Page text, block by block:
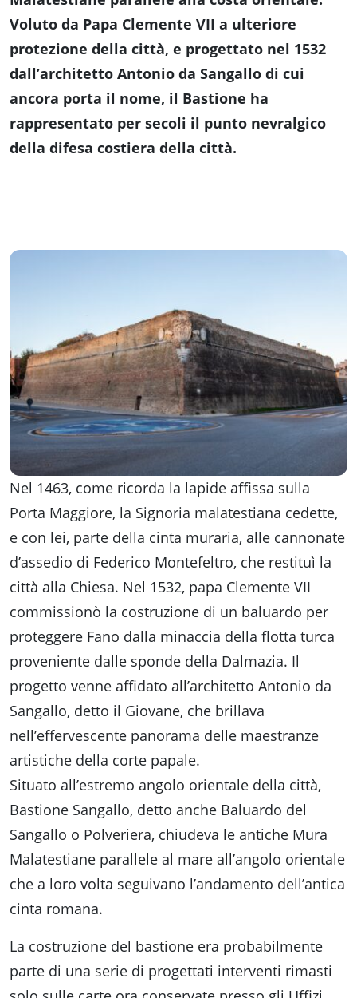
Voluto da Papa Clemente VII a ulteriore
protezione della città, e progettato nel 1532
dall’architetto Antonio da Sangallo di cui
ancora porta il nome, il Bastione ha
rappresentato per secoli il punto nevralgico
della difesa costiera della città.
Nel 1463, come ricorda la lapide affissa sulla
Porta Maggiore, la Signoria malatestiana cedette,
e con lei, parte della cinta muraria, alle cannonate
d’assedio di Federico Montefeltro, che restituì la
città alla Chiesa. Nel 1532, papa Clemente VII
commissionò la costruzione di un baluardo per
proteggere Fano dalla minaccia della flotta turca
proveniente dalle sponde della Dalmazia. Il
progetto venne affidato all’architetto Antonio da
Sangallo, detto il Giovane, che brillava
nell’effervescente panorama delle maestranze
artistiche della corte papale.
Situato all’estremo angolo orientale della città,
Bastione Sangallo, detto anche Baluardo del
Sangallo o Polveriera, chiudeva le antiche Mura
Malatestiane parallele al mare all’angolo orientale
che a loro volta seguivano l’andamento dell’antica
cinta romana.
La costruzione del bastione era probabilmente
parte di una serie di progettati interventi rimasti